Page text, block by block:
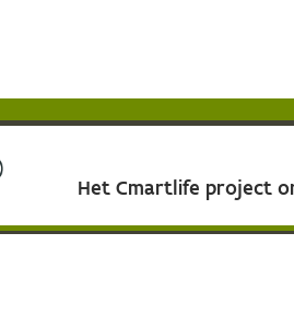
Het Cmartlife project